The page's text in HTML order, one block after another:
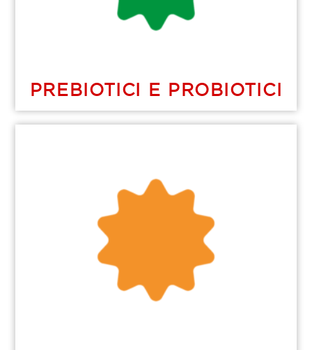
PREBIOTICI E PROBIOTICI